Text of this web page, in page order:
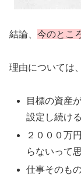
結論、 今のとこ
理由については
目標の資産
設定し続ける
２０００万
らないって
仕事そのも